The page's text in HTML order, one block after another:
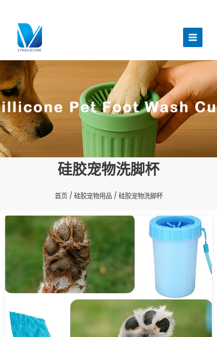
菜
单
硅胶宠物洗脚杯
首页/ 硅胶宠物用品/ 硅胶宠物洗脚杯